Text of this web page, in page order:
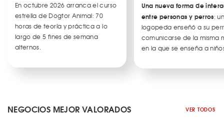
En octubre 2026 arranca el curso
estrella de Dogtor Animal: 70
horas de teoría y práctica a lo
largo de 5 fines de semana
alternos.
Una nueva forma de
entre personas y perros:
logopeda enseñó a su
comunicarse de la misma
en la que se enseña a
NEGOCIOS MEJOR VALORADOS VER TODOS